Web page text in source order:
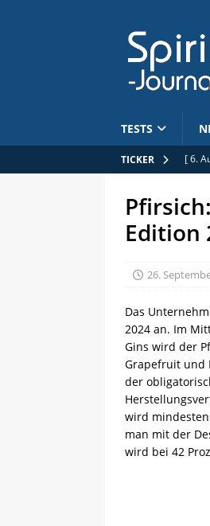
TESTS
TICKER [ 6.
[ 5.
[ 5.
[ 6.
Edition
26.
Das
2024 an. Im
Gins wird der
Grapefruit und
der
wird
man mit der
wird bei 42